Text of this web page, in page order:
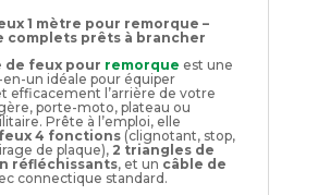
1 mètre pour remorque –
complets prêts à brancher
de feux pour remorque est une
un idéale pour équiper
efficacement l’arrière de votre
porte-moto, plateau ou
Prête à l’emploi, elle
4 fonctions(clignotant, stop,
de plaque), 2 triangles de
réfléchissants, et un câble de
connectique standard.